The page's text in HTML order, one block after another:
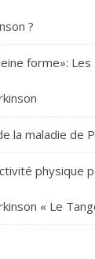
?
forme»:
la maladie de
physique
« Le